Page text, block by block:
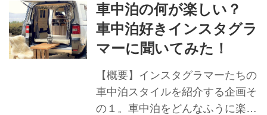
車中泊の何が楽しい？
車中泊好きインスタグラ
マーに聞いてみた！
【概要】インスタグラマーたちの
車中泊スタイルを紹介する企画そ
の１。車中泊をどんなふうに楽し